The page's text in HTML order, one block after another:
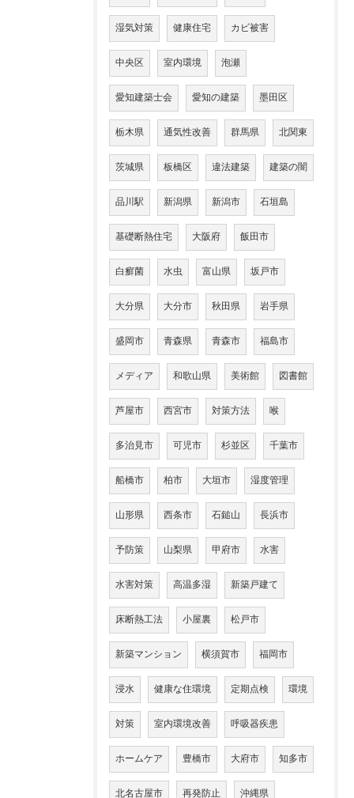
湿気対策 健康住宅 カビ被害
中央区 室内環境 泡瀬
愛知建築士会 愛知の建築 墨田区
栃木県 通気性改善 群馬県 北関東
茨城県 板橋区 違法建築 建築の闇
品川駅 新潟県 新潟市 石垣島
基礎断熱住宅 大阪府 飯田市
白癬菌 水虫 富山県 坂戸市
大分県 大分市 秋田県 岩手県
盛岡市 青森県 青森市 福島市
メディア 和歌山県 美術館 図書館
芦屋市 西宮市 対策方法 喉
多治見市 可児市 杉並区 千葉市
船橋市 柏市 大垣市 湿度管理
山形県 西条市 石鎚山 長浜市
予防策 山梨県 甲府市 水害
水害対策 高温多湿 新築戸建て
床断熱工法 小屋裏 松戸市
新築マンション 横須賀市 福岡市
浸水 健康な住環境 定期点検 環境
対策 室内環境改善 呼吸器疾患
ホームケア 豊橋市 大府市 知多市
北名古屋市 再発防止 沖縄県